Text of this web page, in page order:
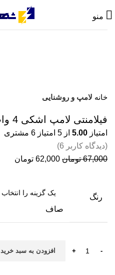
منو
خانه لامپ و روشنایی
فیلامنتی لامپ اشکی 4 وات پایه E14 کد 64
امتیاز 5.00 از 5 امتیاز 6 مشتری
(دیدگاه کاربر 6
)
67,000 تومان قیمت
بود.
62,000 تومان
رنگ
صاف
افزودن به سبد خرید